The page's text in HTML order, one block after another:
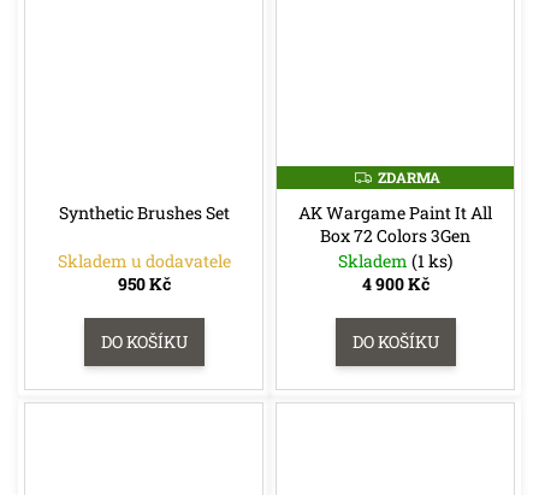
Synthetic Brushes Set
Skladem u dodavatele
950 Kč
DO KOŠÍKU
Z
D
A
R
M
A
ZDARMA
AK Wargame Paint It All
Box 72 Colors 3Gen
Skladem (1 ks)
4 900 Kč
DO KOŠÍKU